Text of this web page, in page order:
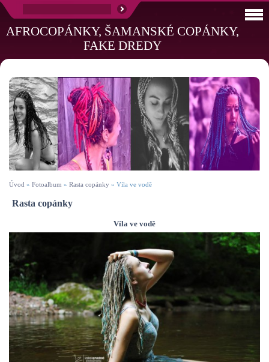
AFROCOPÁNKY, ŠAMANSKÉ COPÁNKY,
FAKE DREDY
Úvod » Fotoalbum » Rasta copánky » Víla ve vodě
Rasta copánky
Víla ve vodě